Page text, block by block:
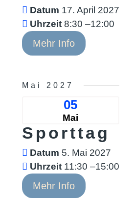
Datum 17. April 2027
Uhrzeit 8:30 –12:00
Mehr Info
Mai 2027
05
Mai
Sporttag
Datum 5. Mai 2027
Uhrzeit 11:30 –15:00
Mehr Info